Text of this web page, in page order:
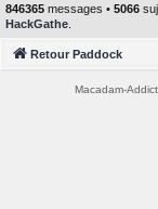
846365 messages • 5066
HackGathe
Retour Paddock
Macadam-